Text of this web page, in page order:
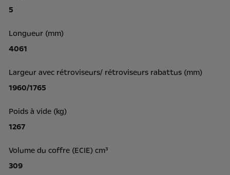
5
Longueur (mm)
4061
Largeur avec rétroviseurs/ rétroviseurs rabattus (mm)
1960/1765
Poids à vide (kg)
1267
Volume du coffre (ECIE) cm³
309